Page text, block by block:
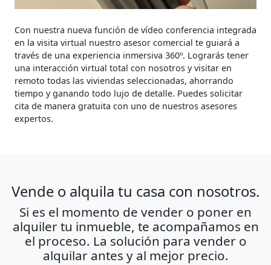
Con nuestra nueva función de vídeo conferencia integrada
en la visita virtual nuestro asesor comercial te guiará a
través de una experiencia inmersiva 360º. Lograrás tener
una interacción virtual total con nosotros y visitar en
remoto todas las viviendas seleccionadas, ahorrando
tiempo y ganando todo lujo de detalle. Puedes solicitar
cita de manera gratuita con uno de nuestros asesores
expertos.
Vende o alquila tu casa con nosotros.
Si es el momento de vender o poner en
alquiler tu inmueble, te acompañamos en
el proceso. La solución para vender o
alquilar antes y al mejor precio.